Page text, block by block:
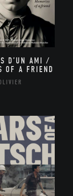
D’UN AMI /
OF A FRIEND